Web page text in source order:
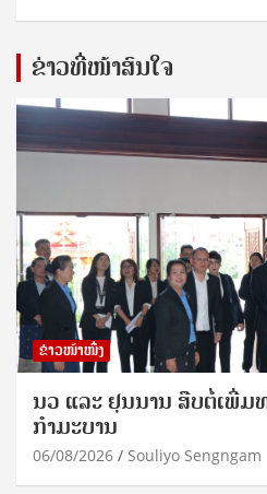
ຂ່າວທີ່ໜ້າສົນໃຈ
ຂ່າວໜ້າໜຶ່ງ
ນວ ແລະ ຢຸນນານ ສືບຕໍ່ເພີ່ມ
ກຳມະບານ
06/08/2026 Souliyo Sengngam